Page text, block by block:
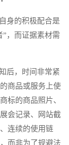
身的积极配合是
”，而证据素材需
后，时间非常紧
商品或服务上使
标的商品照片、
会记录、网站截
连续的使用链
而非为了规避法